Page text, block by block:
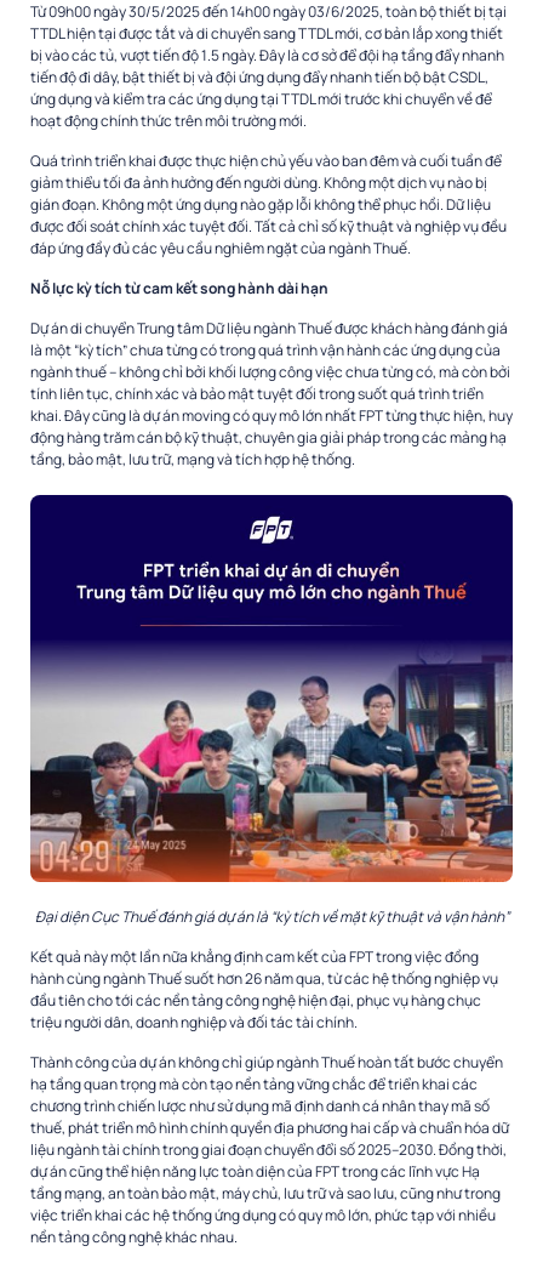
Từ 09h00 ngày 30/5/2025 đến 14h00 ngày 03/6/2025, toàn bộ thiết bị tại
TTDL hiện tại được tắt và di chuyển sang TTDL mới, cơ bản lắp xong thiết
bị vào các tủ, vượt tiến độ 1.5 ngày. Đây là cơ sở để đội hạ tầng đẩy nhanh
tiến độ đi dây, bật thiết bị và đội ứng dụng đẩy nhanh tiến bộ bật CSDL,
ứng dụng và kiểm tra các ứng dụng tại TTDL mới trước khi chuyển về để
hoạt động chính thức trên môi trường mới.
Quá trình triển khai được thực hiện chủ yếu vào ban đêm và cuối tuần để
giảm thiểu tối đa ảnh hưởng đến người dùng. Không một dịch vụ nào bị
gián đoạn. Không một ứng dụng nào gặp lỗi không thể phục hồi. Dữ liệu
được đối soát chính xác tuyệt đối. Tất cả chỉ số kỹ thuật và nghiệp vụ đều
đáp ứng đầy đủ các yêu cầu nghiêm ngặt của ngành Thuế.
Nỗ lực kỳ tích từ cam kết song hành dài hạn
Dự án di chuyển Trung tâm Dữ liệu ngành Thuế được khách hàng đánh giá
là một “kỳ tích” chưa từng có trong quá trình vận hành các ứng dụng của
ngành thuế – không chỉ bởi khối lượng công việc chưa từng có, mà còn bởi
tính liên tục, chính xác và bảo mật tuyệt đối trong suốt quá trình triển
khai. Đây cũng là dự án moving có quy mô lớn nhất FPT từng thực hiện, huy
động hàng trăm cán bộ kỹ thuật, chuyên gia giải pháp trong các mảng hạ
tầng, bảo mật, lưu trữ, mạng và tích hợp hệ thống.
Đại diện Cục Thuế đánh giá dự án là “kỳ tích về mặt kỹ thuật và vận hành”
Kết quả này một lần nữa khẳng định cam kết của FPT trong việc đồng
hành cùng ngành Thuế suốt hơn 26 năm qua, từ các hệ thống nghiệp vụ
đầu tiên cho tới các nền tảng công nghệ hiện đại, phục vụ hàng chục
triệu người dân, doanh nghiệp và đối tác tài chính.
Thành công của dự án không chỉ giúp ngành Thuế hoàn tất bước chuyển
hạ tầng quan trọng mà còn tạo nền tảng vững chắc để triển khai các
chương trình chiến lược như sử dụng mã định danh cá nhân thay mã số
thuế, phát triển mô hình chính quyền địa phương hai cấp và chuẩn hóa dữ
liệu ngành tài chính trong giai đoạn chuyển đổi số 2025–2030. Đồng thời,
dự án cũng thể hiện năng lực toàn diện của FPT trong các lĩnh vực Hạ
tầng mạng, an toàn bảo mật, máy chủ, lưu trữ và sao lưu, cũng như trong
việc triển khai các hệ thống ứng dụng có quy mô lớn, phức tạp với nhiều
nền tảng công nghệ khác nhau.